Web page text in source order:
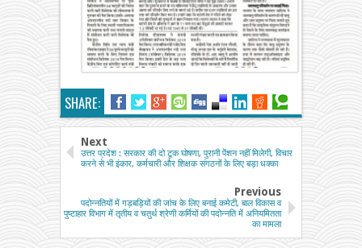
SHARE:
Next
उत्तर प्रदेश : सरकार की दो टूक घोषणा, पुरानी पेंशन नहीं मिलेगी, विचार
करने से भी इंकार, कर्मचारी और शिक्षक संगठनों के लिए बड़ा धक्का
Previous
पदोन्नतियों में गड़बड़ियों की जांच के लिए बनाई कमेटी, बाल विकास व
पुष्टाहार विभाग में तृतीय व चतुर्थ श्रेणी कर्मियों की पदोन्नति में अनियमितता
का मामला